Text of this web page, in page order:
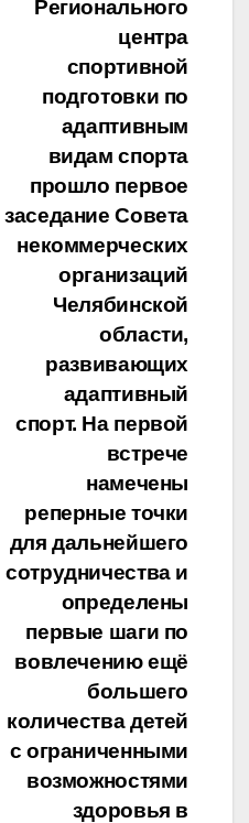
Регионального
центра
спортивной
подготовки по
адаптивным
видам спорта
прошло первое
заседание Совета
некоммерческих
организаций
Челябинской
области,
развивающих
адаптивный
спорт. На первой
встрече
намечены
реперные точки
для дальнейшего
сотрудничества и
определены
первые шаги по
вовлечению ещё
большего
количества детей
с ограниченными
возможностями
здоровья в